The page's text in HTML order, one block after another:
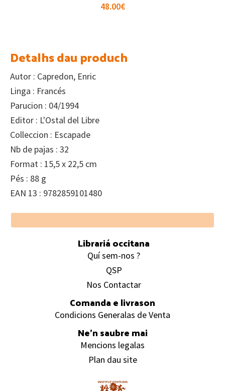
48.00€
Detalhs dau produch
Autor : Capredon, Enric
Linga : Francés
Parucion : 04/1994
Editor : L'Ostal del Libre
Colleccion : Escapade
Nb de pajas : 32
Format : 15,5 x 22,5 cm
Pés : 88 g
EAN 13 : 9782859101480
Footer
Librariá occitana
Quí sem-nos ?
QSP
Nos Contactar
Comanda e livrason
Condicions Generalas de Venta
Ne’n saubre mai
Mencions legalas
Plan dau site